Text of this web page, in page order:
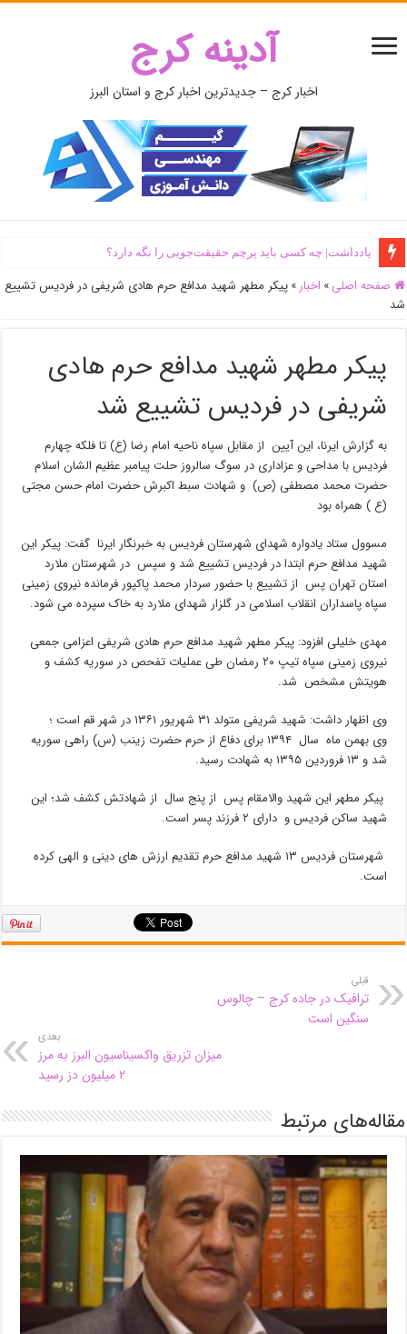
آدینه کرج
اخبار کرج – جدیدترین اخبار کرج و استان البرز
یادداشت| ‌چه کسی باید پرچم حقیقت‌جویی را نگه دارد؟
صفحه اصلی » اخبار » پیکر مطهر شهید مدافع حرم هادی شریفی در فردیس تشییع
شد
پیکر مطهر شهید مدافع حرم هادی
شریفی در فردیس تشییع شد
به گزارش ایرنا، این آیین از مقابل سپاه ناحیه امام رضا (ع) تا فلکه چهارم
فردیس با مداحی و عزاداری در سوگ سالروز حلت پیامبر عظیم الشان اسلام
حضرت محمد مصطفی (ص) و شهادت سبط اکبرش حضرت امام حسن مجتی
(ع ) همراه بود
مسوول ستاد یادواره شهدای شهرستان فردیس به خبرنگار ایرنا گفت: پیکر این
شهید مدافع حرم ابتدا در فردیس تشییع شد و سپس در شهرستان ملارد
استان تهران پس از تشییع با حضور سردار محمد پاکپور فرمانده نیروی زمینی
سپاه پاسداران انقلاب اسلامی در گلزار شهدای ملارد به خاک سپرده می شود.
مهدی خلیلی افزود: پیکر مطهر شهید مدافع حرم هادی شریفی اعزامی جمعی
نیروی زمینی سپاه تیپ ۲۰ رمضان طی عملیات تفحص در سوریه کشف و
هویتش مشخص شد.
وی اظهار داشت: شهید شریفی متولد ۳۱ شهریور ۱۳۶۱ در شهر قم است ؛
وی بهمن ماه سال ۱۳۹۴ برای دفاع از حرم حضرت زینب (س) راهی سوریه
شد و ۱۳ فروردین ۱۳۹۵ به شهادت رسید.
پیکر مطهر این شهید والامقام پس از پنج سال از شهادتش کشف شد؛ این
شهید ساکن فردیس و دارای ۲ فرزند پسر است.
شهرستان فردیس ۱۳ شهید مدافع حرم تقدیم ارزش های دینی و الهی کرده
است.
قبلی
ترافیک در جاده کرج – چالوس
سنگین است
بعدی
میزان تزریق واکسیناسیون البرز به مرز
۲ میلیون دز رسید
مقاله‌های مرتبط